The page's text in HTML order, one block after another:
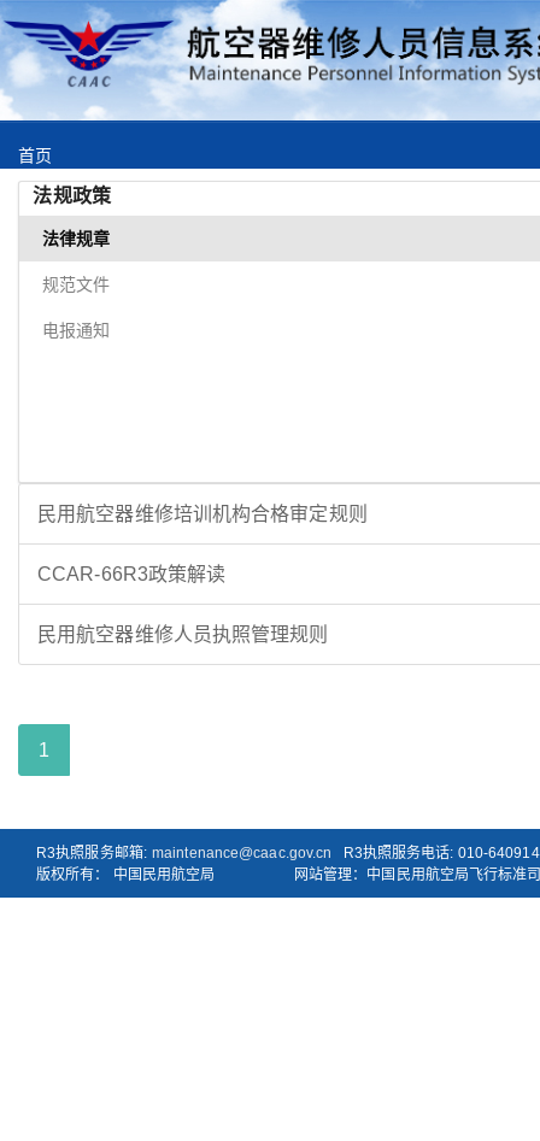
首页
通知公告
机构清单
法规政策
法律规章
规范文件
电报通知
民用航空器维修培训机构合格审定规则
CCAR-66R3政策解读
民用航空器维修人员执照管理规则
1
R3执照服务邮箱: maintenance@caac.gov.cn R3执照服务电话: 010-
版权所有： 中国民用航空局
网站管理：中国民用航空局飞行标准